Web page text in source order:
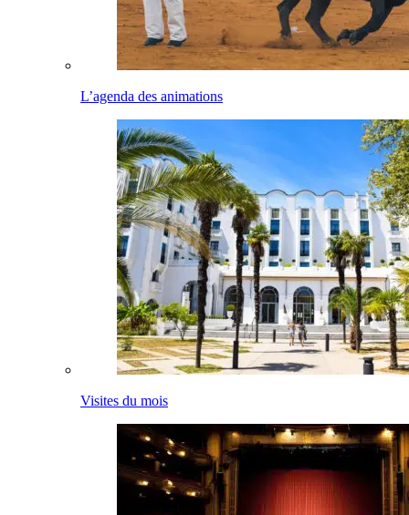
L’agenda des animations
Visites du mois